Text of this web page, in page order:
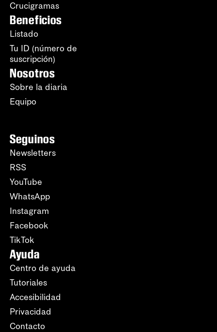
Crucigramas
Beneficios
Listado
Tu ID (número de
suscripción)
Nosotros
Sobre la diaria
Equipo
Seguinos
Newsletters
RSS
YouTube
WhatsApp
Instagram
Facebook
TikTok
Ayuda
Centro de ayuda
Tutoriales
Accesibilidad
Privacidad
Contacto